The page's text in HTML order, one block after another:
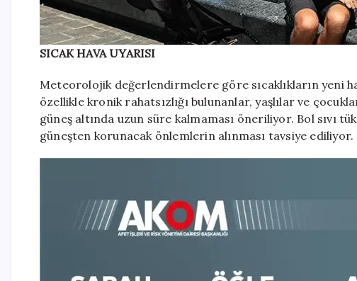
SICAK HAVA UYARISI
Meteorolojik değerlendirmelere göre sıcaklıkların yeni
özellikle kronik rahatsızlığı bulunanlar, yaşlılar ve
güneş altında uzun süre kalmaması öneriliyor. Bol sıvı
güneşten korunacak önlemlerin alınması tavsiye ediliyor.